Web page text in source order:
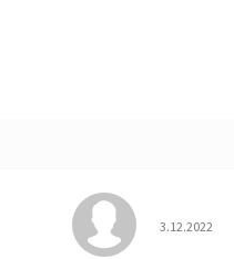
5 hvězdiček. 3.12.2022